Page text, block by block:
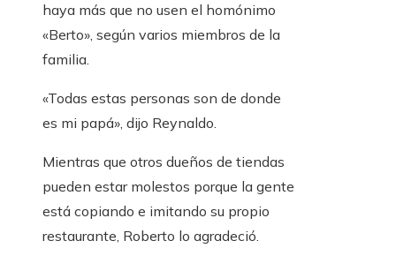
haya más que no usen el homónimo
«Berto», según varios miembros de la
familia.
«Todas estas personas son de donde
es mi papá», dijo Reynaldo.
Mientras que otros dueños de tiendas
pueden estar molestos porque la gente
está copiando e imitando su propio
restaurante, Roberto lo agradeció.